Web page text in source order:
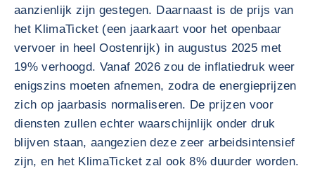
aanzienlijk zijn gestegen. Daarnaast is de prijs van
het KlimaTicket (een jaarkaart voor het openbaar
vervoer in heel Oostenrijk) in augustus 2025 met
19% verhoogd. Vanaf 2026 zou de inflatiedruk weer
enigszins moeten afnemen, zodra de energieprijzen
zich op jaarbasis normaliseren. De prijzen voor
diensten zullen echter waarschijnlijk onder druk
blijven staan, aangezien deze zeer arbeidsintensief
zijn, en het KlimaTicket zal ook 8% duurder worden.